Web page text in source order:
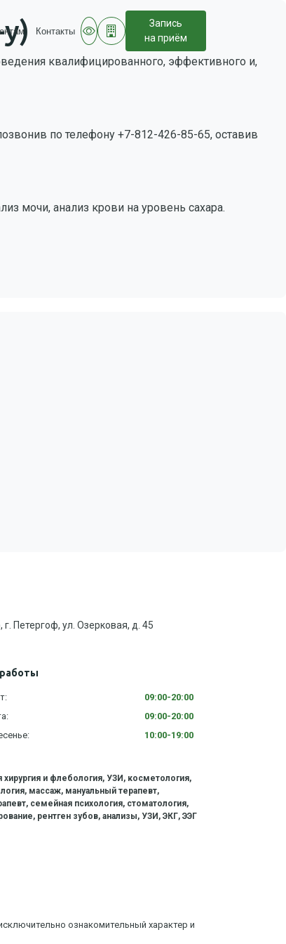
Контакты
Запись
на приём
квалифицированного, эффективного и,
по телефону +7-812-426-85-65, оставив
мочи, анализ крови на уровень сахара.
г. Петергоф, ул. Озерковая, д. 45
09:00-20:00
09:00-20:00
10:00-19:00
хирургия и флебология, УЗИ, косметология,
массаж, мануальный терапевт,
семейная психология, стоматология,
рентген зубов, анализы, УЗИ, ЭКГ, ЭЭГ
ознакомительный характер и